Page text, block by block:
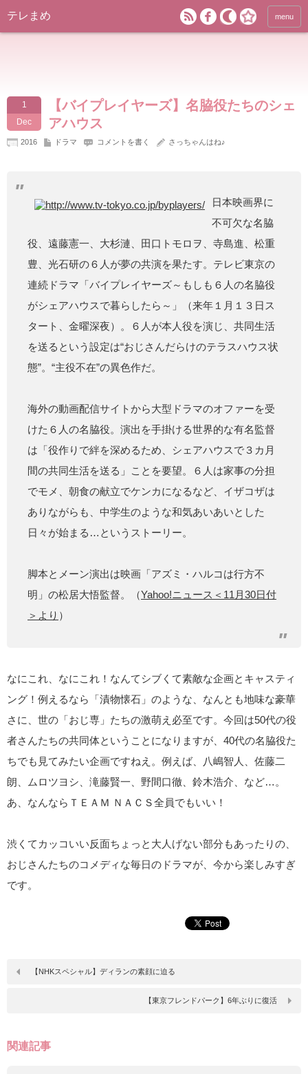
テレまめ menu
1
Dec
【バイプレイヤーズ】名脇役たちのシェ
アハウス
2016 ドラマ コメントを書く さっちゃんはね♪
日本映画界に
不可欠な名脇
役、遠藤憲一、大杉漣、田口トモロヲ、寺島進、松重
豊、光石研の６人が夢の共演を果たす。テレビ東京の
連続ドラマ「バイプレイヤーズ～もしも６人の名脇役
がシェアハウスで暮らしたら～」（来年１月１３日ス
タート、金曜深夜）。６人が本人役を演じ、共同生活
を送るという設定は“おじさんだらけのテラスハウス状
態”。“主役不在”の異色作だ。
海外の動画配信サイトから大型ドラマのオファーを受
けた６人の名脇役。演出を手掛ける世界的な有名監督
は「役作りで絆を深めるため、シェアハウスで３カ月
間の共同生活を送る」ことを要望。６人は家事の分担
でモメ、朝食の献立でケンカになるなど、イザコザは
ありながらも、中学生のような和気あいあいとした
日々が始まる…というストーリー。
脚本とメーン演出は映画「アズミ・ハルコは行方不
明」の松居大悟監督。（Yahoo!ニュース＜11月30日付
＞より ）
なにこれ、なにこれ！なんてシブくて素敵な企画とキャスティ
ング！例えるなら「漬物懐石」のような、なんとも地味な豪華
さに、世の「おじ専」たちの激萌え必至です。今回は50代の役
者さんたちの共同体ということになりますが、40代の名脇役た
ちでも見てみたい企画ですねえ。例えば、八嶋智人、佐藤二
朗、ムロツヨシ、滝藤賢一、野間口徹、鈴木浩介、など…。
あ、なんならＴＥＡＭ ＮＡＣＳ全員でもいい！
渋くてカッコいい反面ちょっと大人げない部分もあったりの、
おじさんたちのコメディな毎日のドラマが、今から楽しみすぎ
です。
【NHKスペシャル】ディランの素顔に迫る
【東京フレンドパーク】6年ぶりに復活
関連記事